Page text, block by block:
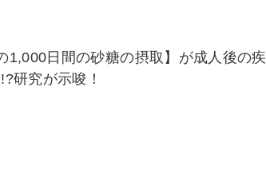
1,000日間の砂糖の摂取】が成人後の疾
研究が示唆！